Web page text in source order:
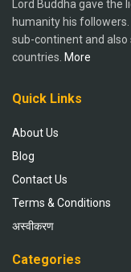
Lord Buddha gave
humanity his
sub-continent and
countries. More
Quick Links
About Us
Blog
Contact Us
Terms & Conditions
अस्वीकरण
Categories